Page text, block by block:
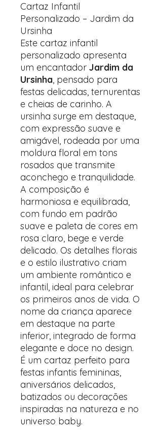
Cartaz Infantil
Personalizado – Jardim da
Ursinha
Este cartaz infantil
personalizado apresenta
um encantador Jardim da
Ursinha, pensado para
festas delicadas, ternurentas
e cheias de carinho. A
ursinha surge em destaque,
com expressão suave e
amigável, rodeada por uma
moldura floral em tons
rosados que transmite
aconchego e tranquilidade.
A composição é
harmoniosa e equilibrada,
com fundo em padrão
suave e paleta de cores em
rosa claro, bege e verde
delicado. Os detalhes florais
e o estilo ilustrativo criam
um ambiente romântico e
infantil, ideal para celebrar
os primeiros anos de vida. O
nome da criança aparece
em destaque na parte
inferior, integrado de forma
elegante e doce no design.
É um cartaz perfeito para
festas infantis femininas,
aniversários delicados,
batizados ou decorações
inspiradas na natureza e no
universo baby.